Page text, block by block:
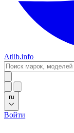
Atlib.info
ru
Войти